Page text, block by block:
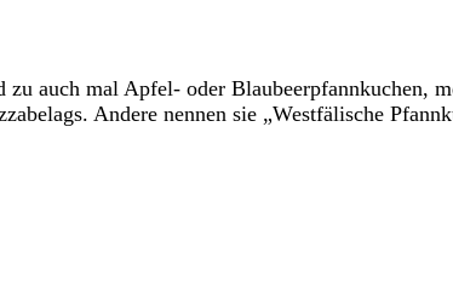
auch mal Apfel- oder Blaubeerpfannkuchen,
Andere nennen sie „Westfälische